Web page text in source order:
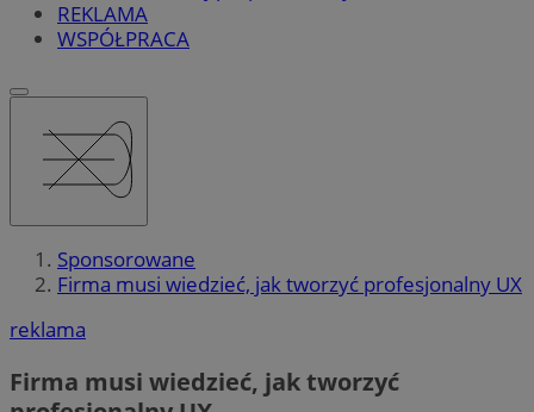
REKLAMA
WSPÓŁPRACA
Sponsorowane
Firma musi wiedzieć, jak tworzyć profesjonalny UX
reklama
Firma musi wiedzieć, jak tworzyć